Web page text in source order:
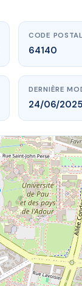
CODE POSTAL
64140
DERNIÈRE
24/06/2025